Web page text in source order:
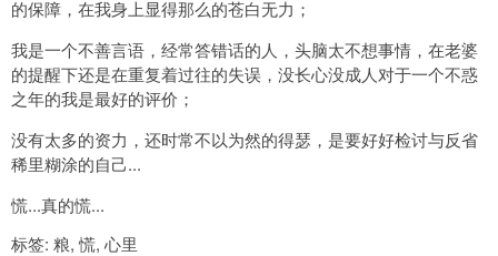
的保障，在我身上显得那么的苍白无力；
我是一个不善言语，经常答错话的人，头脑太不想事情，在老婆
的提醒下还是在重复着过往的失误，没长心没成人对于一个不惑
之年的我是最好的评价；
没有太多的资力，还时常不以为然的得瑟，是要好好检讨与反省
稀里糊涂的自己...
慌...真的慌...
标签: 粮,慌, 心里